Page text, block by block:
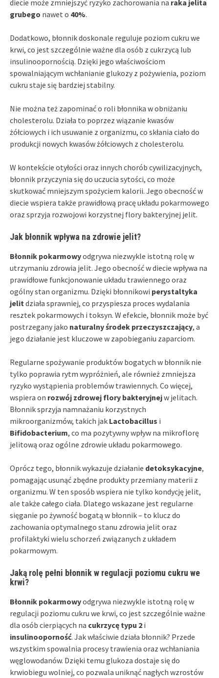
diecie może zmniejszyć ryzyko zachorowania na raka jelita
grubego nawet o 40%.
Dodatkowo, błonnik doskonale reguluje poziom cukru we
krwi, co jest szczególnie ważne dla osób z cukrzycą lub
insulinoopornością. Dzięki jego właściwościom
spowalniającym wchłanianie glukozy z pożywienia, poziom
cukru staje się bardziej stabilny.
Nie można też zapominać o roli błonnika w obniżaniu
cholesterolu. Działa to poprzez wiązanie kwasów
żółciowych i ich usuwanie z organizmu, co skłania ciało do
produkcji nowych kwasów żółciowych z cholesterolu.
W kontekście otyłości oraz innych chorób cywilizacyjnych,
błonnik przyczynia się do uczucia sytości, co może
skutkować mniejszym spożyciem kalorii. Jego obecność w
diecie wspiera także prawidłową pracę układu pokarmowego
oraz sprzyja rozwojowi korzystnej flory bakteryjnej jelit.
Jak błonnik wpływa na zdrowie jelit?
Błonnik pokarmowyodgrywa niezwykle istotną rolę w
utrzymaniu zdrowia jelit. Jego obecność w diecie wpływa na
prawidłowe funkcjonowanie układu trawiennego oraz
ogólny stan organizmu. Dzięki błonnikowi perystaltyka
jelitdziała sprawniej, co przyspiesza proces wydalania
resztek pokarmowych i toksyn. W efekcie, błonnik może być
postrzegany jako naturalny środek przeczyszczający, a
jego działanie jest kluczowe w zapobieganiu zaparciom.
Regularne spożywanie produktów bogatych w błonnik nie
tylko poprawia rytm wypróżnień, ale również zmniejsza
ryzyko wystąpienia problemów trawiennych. Co więcej,
wspiera on rozwój zdrowej flory bakteryjnejw jelitach.
Błonnik sprzyja namnażaniu korzystnych
mikroorganizmów, takich jak Lactobacillus i
Bifidobacterium, co ma pozytywny wpływ na mikroflorę
jelitową oraz ogólne zdrowie układu pokarmowego.
Oprócz tego, błonnik wykazuje działanie detoksykacyjne,
pomagając usunąć zbędne produkty przemiany materii z
organizmu. W ten sposób wspiera nie tylko kondycję jelit,
ale także całego ciała. Dlatego wskazane jest regularne
sięganie po żywność bogatą w błonnik – to klucz do
zachowania optymalnego stanu zdrowia jelit oraz
profilaktyki wielu schorzeń związanych z układem
pokarmowym.
Jaką rolę pełni błonnik w regulacji poziomu cukru we
krwi?
Błonnik pokarmowyodgrywa niezwykle istotną rolę w
regulacji poziomu cukru we krwi, co jest szczególnie ważne
dla osób cierpiących na cukrzycę typu 2 i
insulinooporność. Jak właściwie działa błonnik? Przede
wszystkim spowalnia procesy trawienia oraz wchłaniania
węglowodanów. Dzięki temu glukoza dostaje się do
krwiobiegu wolniej, co pozwala uniknąć nagłych wzrostów